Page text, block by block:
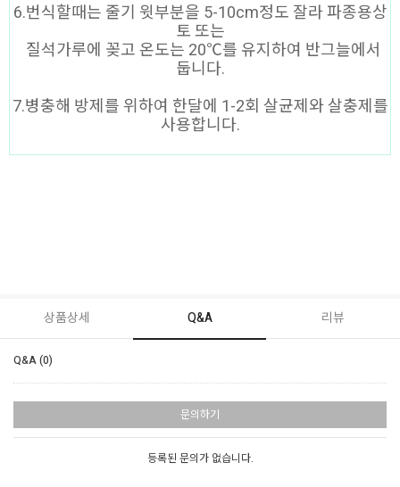
6.번식할때는 줄기 윗부분을 5-10cm정도 잘라 파종용상
토 또는
질석가루에 꽂고 온도는 20℃를 유지하여 반그늘에서
둡니다.
7.병충해 방제를 위하여 한달에 1-2회 살균제와 살충제를
사용합니다.
상품상세 Q&A 리뷰
Q&A (0)
문의하기
등록된 문의가 없습니다.